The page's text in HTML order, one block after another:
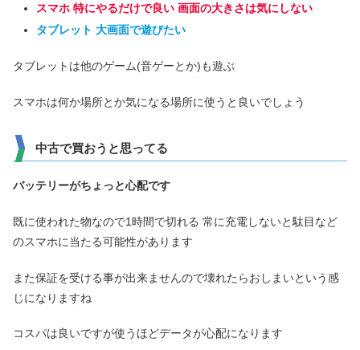
スマホ 特にやるだけで良い 画面の大きさは気にしない
タブレット 大画面で遊びたい
タブレットは他のゲーム(音ゲーとか)も遊ぶ
スマホは何か場所とか気になる場所に使うと良いでしょう
中古で買おうと思ってる
バッテリーがちょっと心配です
既に使われた物なので1時間で切れる 常に充電しないと駄目など
のスマホに当たる可能性があります
また保証を受ける事が出来ませんので壊れたらおしまいという感
じになりますね
コスパは良いですが使うほどデータが心配になります